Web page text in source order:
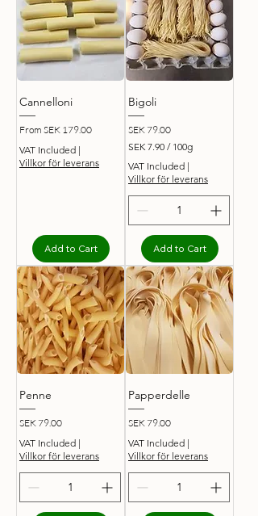
Cannelloni
From SEK 179.00
Sale Price
VAT Included |
Villkor för leverans
Add to Cart
Bigoli
Price
SEK 79.00
SEK 7.90 / 100g
E
K
.
p
e
r
1
0
r
a
s
VAT Included |
Villkor för leverans
Add to Cart
Penne
Price
SEK 79.00
VAT Included |
Villkor för leverans
Papperdelle
Price
SEK 79.00
VAT Included |
Villkor för leverans